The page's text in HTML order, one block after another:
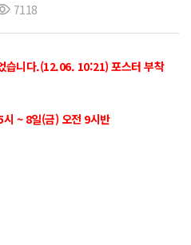
7118
습니다.(12.06. 10:21) 포스터 부착
~ 8일(금) 오전 9시반